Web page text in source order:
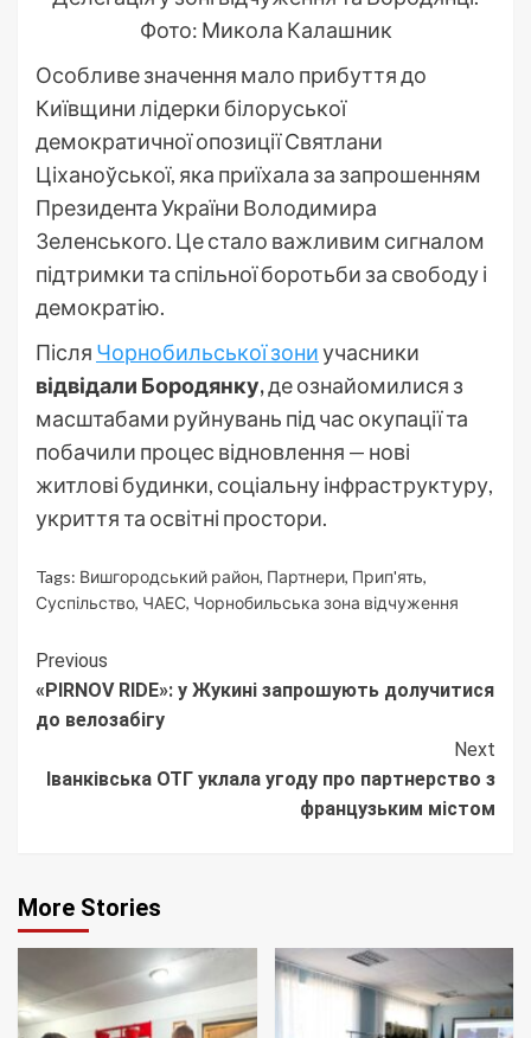
Фото: Микола Калашник
Особливе значення мало прибуття до
Київщини лідерки білоруської
демократичної опозиції Святлани
Ціханоўської, яка приїхала за запрошенням
Президента України Володимира
Зеленського. Це стало важливим сигналом
підтримки та спільної боротьби за свободу і
демократію.
Після Чорнобильської зониучасники
відвідали Бородянку,де ознайомилися з
масштабами руйнувань під час окупації та
побачили процес відновлення — нові
житлові будинки, соціальну інфраструктуру,
укриття та освітні простори.
Tags: Вишгородський район, Партнери, Прип'ять,
Суспільство, ЧАЕС, Чорнобильська зона відчуження
Continue
Reading
Previous
«PIRNOV RIDE»: у Жукині запрошують долучитися
до велозабігу
Next
Іванківська ОТГ уклала угоду про партнерство з
французьким містом
More Stories